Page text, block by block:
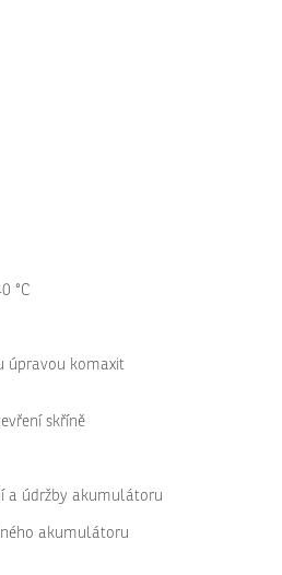
°C
úpravou komaxit
skříně
a údržby akumulátoru
akumulátoru